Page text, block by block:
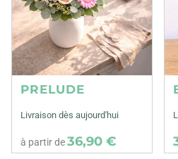
PRELUDE
Livraison dès aujourd'hui
à partir de36,90 €